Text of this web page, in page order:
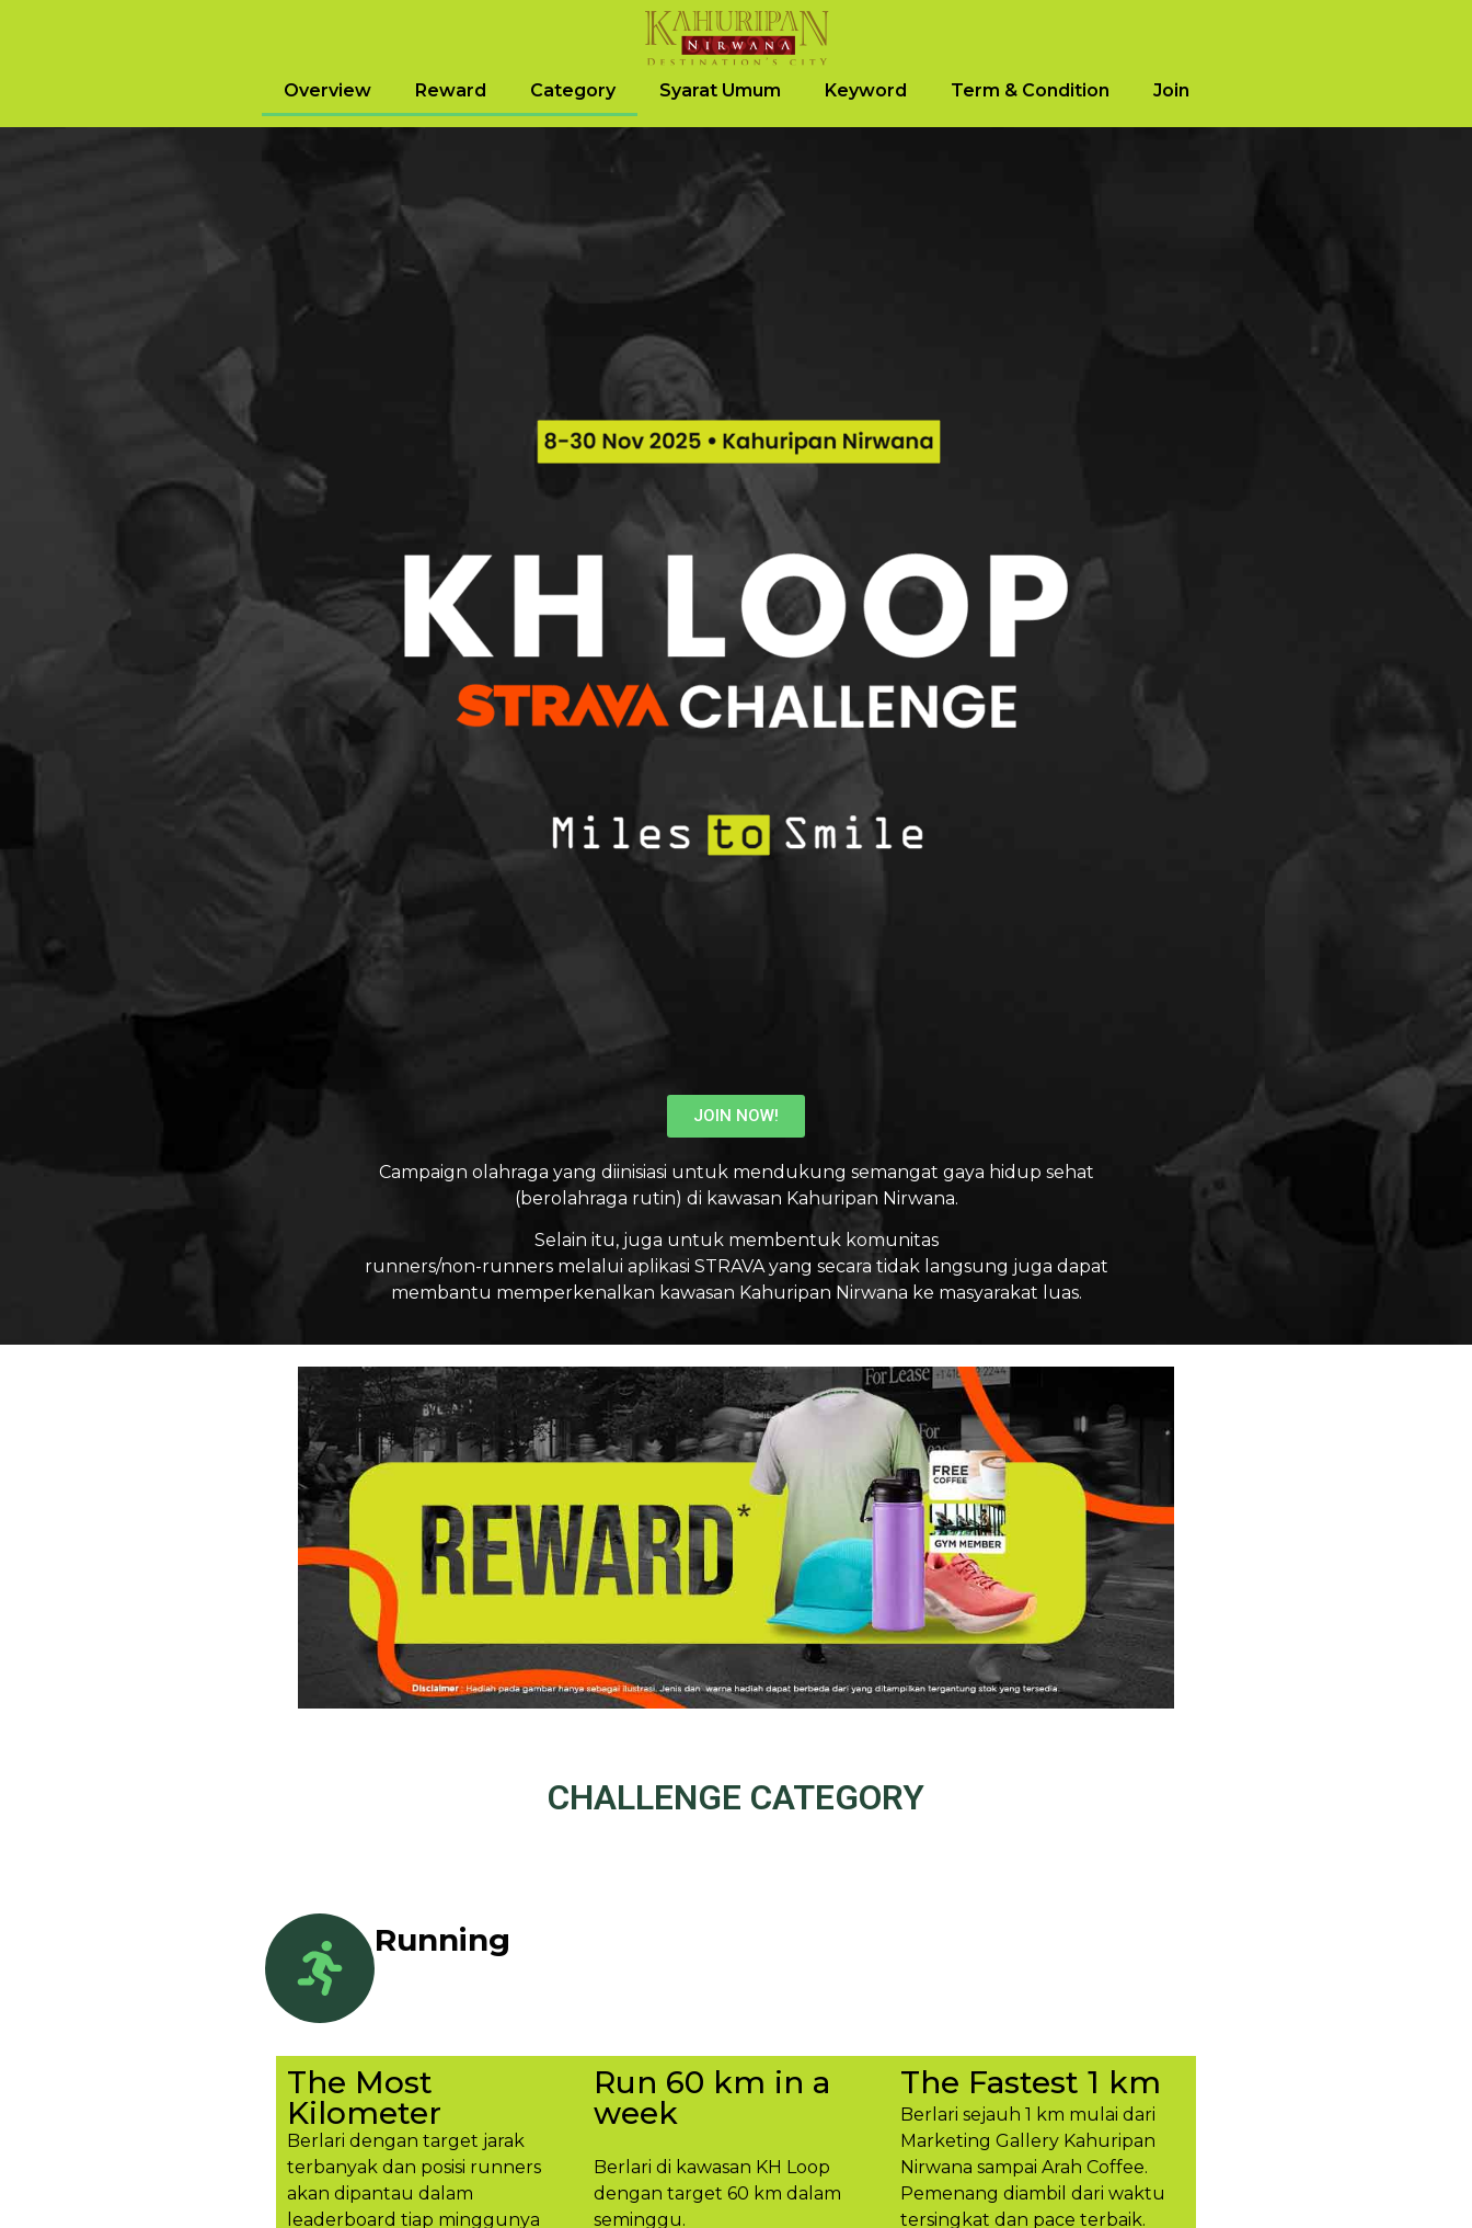
Overview Reward Category Syarat Umum Keyword Term & Condition Join
JOIN NOW!
Campaign olahraga yang diinisiasi untuk mendukung semangat gaya hidup sehat
(berolahraga rutin) di kawasan Kahuripan Nirwana.
Selain itu, juga untuk membentuk komunitas
runners/non-runners melalui aplikasi STRAVA yang secara tidak langsung juga dapat
membantu memperkenalkan kawasan Kahuripan Nirwana ke masyarakat luas.
CHALLENGE CATEGORY
Running
The Most
Kilometer
Berlari dengan target jarak
terbanyak dan posisi runners
akan dipantau dalam
leaderboard tiap minggunya​
Run 60 km in a
week
Berlari di kawasan KH Loop
dengan target 60 km dalam
seminggu.​
The Fastest 1 km
Berlari sejauh 1 km mulai dari
Marketing Gallery Kahuripan
Nirwana sampai Arah Coffee.
Pemenang diambil dari waktu
tersingkat dan pace terbaik.